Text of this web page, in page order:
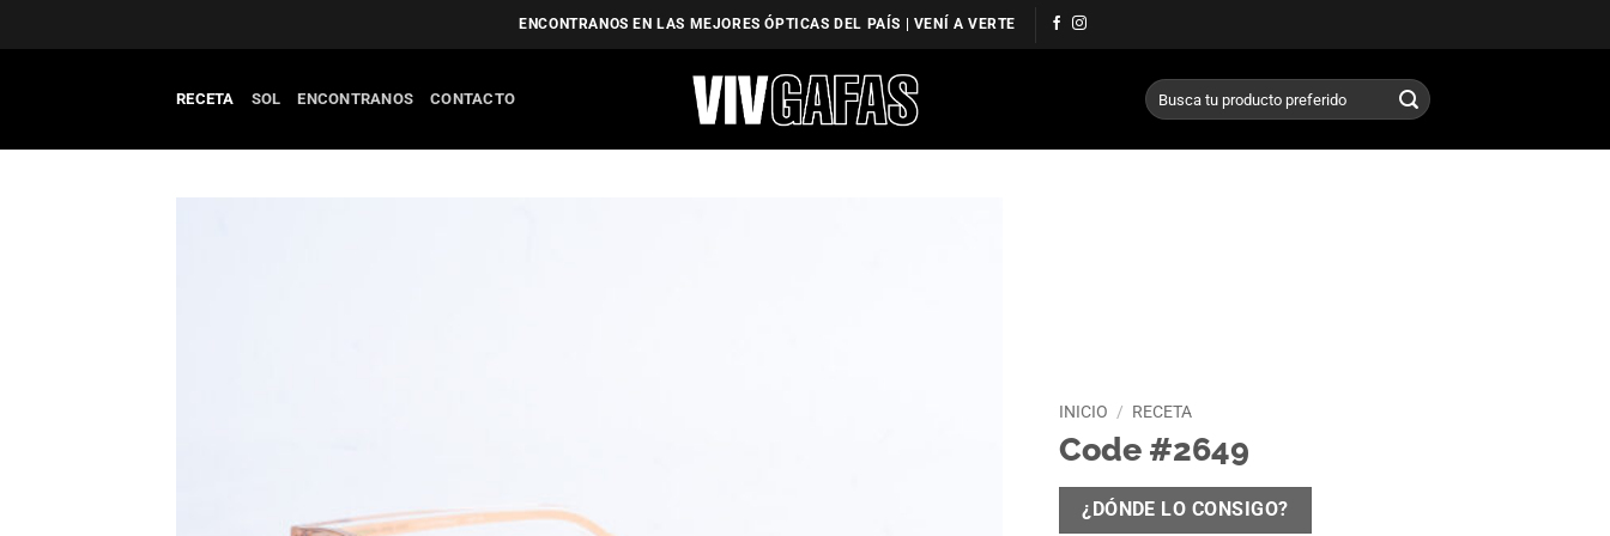
al
ENCONTRANOS EN LAS MEJORES ÓPTICAS DEL PAÍS | VENÍ A VERTE
RECETA SOL ENCONTRANOS CONTACTO
Buscar
por:
INICIO / RECETA
Code #2649
¿DÓNDE LO CONSIGO?